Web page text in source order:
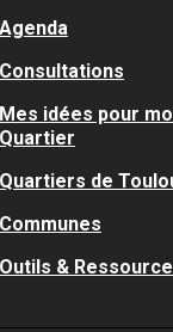
Agenda
Consultations
Mes idées pour
Quartier
Quartiers de
Communes
Outils &